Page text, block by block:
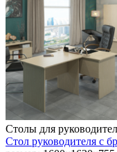
Столы для
Стол руководителя с